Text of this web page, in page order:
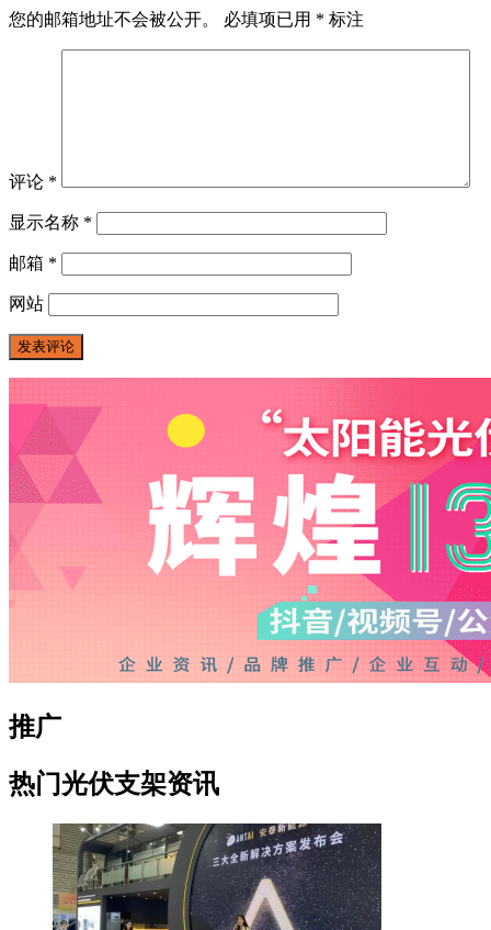
您的邮箱地址不会被公开。 必填项已用 * 标注
评论 *
显示名称 *
邮箱 *
网站
推广
热门光伏支架资讯